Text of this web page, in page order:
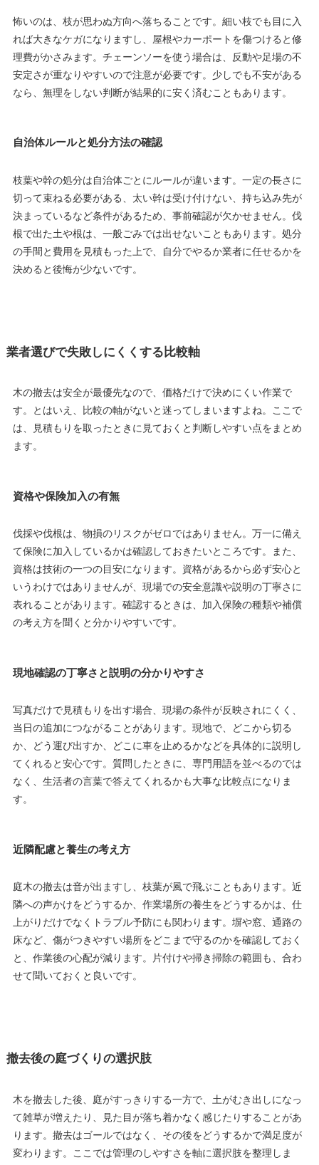
怖いのは、枝が思わぬ方向へ落ちることです。細い枝でも目に入
れば大きなケガになりますし、屋根やカーポートを傷つけると修
理費がかさみます。チェーンソーを使う場合は、反動や足場の不
安定さが重なりやすいので注意が必要です。少しでも不安がある
なら、無理をしない判断が結果的に安く済むこともあります。
自治体ルールと処分方法の確認
枝葉や幹の処分は自治体ごとにルールが違います。一定の長さに
切って束ねる必要がある、太い幹は受け付けない、持ち込み先が
決まっているなど条件があるため、事前確認が欠かせません。伐
根で出た土や根は、一般ごみでは出せないこともあります。処分
の手間と費用を見積もった上で、自分でやるか業者に任せるかを
決めると後悔が少ないです。
業者選びで失敗しにくくする比較軸
木の撤去は安全が最優先なので、価格だけで決めにくい作業で
す。とはいえ、比較の軸がないと迷ってしまいますよね。ここで
は、見積もりを取ったときに見ておくと判断しやすい点をまとめ
ます。
資格や保険加入の有無
伐採や伐根は、物損のリスクがゼロではありません。万一に備え
て保険に加入しているかは確認しておきたいところです。また、
資格は技術の一つの目安になります。資格があるから必ず安心と
いうわけではありませんが、現場での安全意識や説明の丁寧さに
表れることがあります。確認するときは、加入保険の種類や補償
の考え方を聞くと分かりやすいです。
現地確認の丁寧さと説明の分かりやすさ
写真だけで見積もりを出す場合、現場の条件が反映されにくく、
当日の追加につながることがあります。現地で、どこから切る
か、どう運び出すか、どこに車を止めるかなどを具体的に説明し
てくれると安心です。質問したときに、専門用語を並べるのでは
なく、生活者の言葉で答えてくれるかも大事な比較点になりま
す。
近隣配慮と養生の考え方
庭木の撤去は音が出ますし、枝葉が風で飛ぶこともあります。近
隣への声かけをどうするか、作業場所の養生をどうするかは、仕
上がりだけでなくトラブル予防にも関わります。塀や窓、通路の
床など、傷がつきやすい場所をどこまで守るのかを確認しておく
と、作業後の心配が減ります。片付けや掃き掃除の範囲も、合わ
せて聞いておくと良いです。
撤去後の庭づくりの選択肢
木を撤去した後、庭がすっきりする一方で、土がむき出しになっ
て雑草が増えたり、見た目が落ち着かなく感じたりすることがあ
ります。撤去はゴールではなく、その後をどうするかで満足度が
変わります。ここでは管理のしやすさを軸に選択肢を整理しま